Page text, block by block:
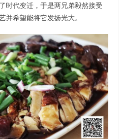
时代变迁，于是两兄弟毅然接受
并希望能将它发扬光大。